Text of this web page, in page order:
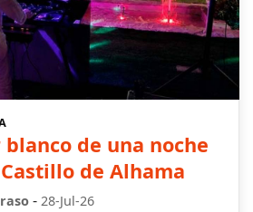
de una noche
de Alhama
- 28-Jul-26